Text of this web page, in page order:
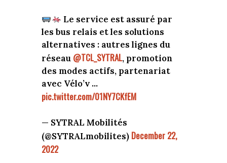
Le service est assuré par
les bus relais et les solutions
alternatives : autres lignes du
réseau @TCL_SYTRAL, promotion
des modes actifs, partenariat
avec Vélo’v ...
pic.twitter.com/01NY7CKfEM
— SYTRAL Mobilités
(@SYTRALmobilites) December 22,
2022